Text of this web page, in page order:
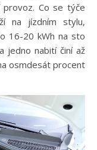
provoz. Co se týče
na jízdním stylu,
16-20 kWh na sto
jedno nabití činí až
osmdesát procent